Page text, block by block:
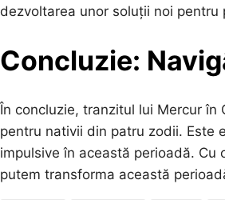
dezvoltarea unor soluții noi pentru
Concluzie:
În concluzie, tranzitul lui Mercur
pentru nativii din patru zodii. Este
impulsive în această perioadă.
putem transforma această